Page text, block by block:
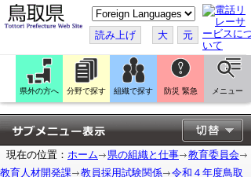
こ
の
ペ
ー
ジ
翻
訳
す
る
読み上げ 大 元
県外の方へ 分野で探す 組織で探す 防災 緊急 メニュー
現在の位置： ホーム 県の組織と仕事
教育委員会
教育人材開発課
教員採用試験関係
令和４年度鳥取